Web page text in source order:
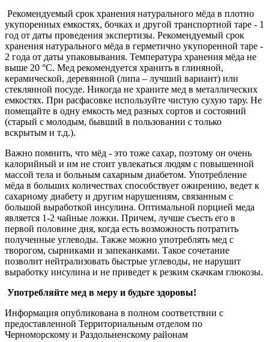
Рекомендуемый срок хранения натурального мёда в плотно
укупоренных емкостях, бочках и другой транспортной таре - 1
год от даты проведения экспертизы. Рекомендуемый срок
хранения натурального мёда в герметично укупоренной таре -
2 года от даты упаковывания. Температура хранения мёда не
выше 20 °C. Мед рекомендуется хранить в глиняной,
керамической, деревянной (липа – лучший вариант) или
стеклянной посуде. Никогда не храните мед в металлических
емкостях. При расфасовке используйте чистую сухую тару. Не
помещайте в одну емкость мед разных сортов и состояний
(старый с молодым, бывший в пользовании с только
вскрытым и т.д.).
Важно помнить, что мёд - это тоже сахар, поэтому он очень
калорийный и им не стоит увлекаться людям с повышенной
массой тела и больным сахарным диабетом. Употребление
мёда в больших количествах способствует ожирению, ведет к
сахарному диабету и другим нарушениям, связанным с
большой выработкой инсулина. Оптимальной порцией меда
является 1-2 чайные ложки. Причем, лучше съесть его в
первой половине дня, когда есть возможность потратить
полученные углеводы. Также можно употреблять мед с
творогом, сырниками и запеканками. Такое сочетание
позволит нейтрализовать быстрые углеводы, не нарушит
выработку инсулина и не приведет к резким скачкам глюкозы.
Употребляйте мед в меру и будьте здоровы!
Информация опубликована в полном соответствии с
предоставленной Территориальным отделом по
Черноморскому и Раздольненскому районам